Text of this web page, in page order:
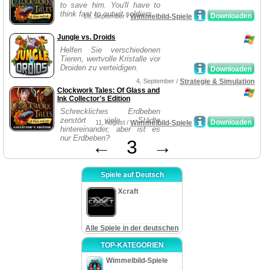
to save him. You'll have to
think fast to outwit soldiers
Downloaden
19, September /Wimmelbild-Spiele
Jungle vs. Droids
Helfen Sie verschiedenen
Tieren, wertvolle Kristalle vor
Droiden zu verteidigen.
Downloaden
4, September / Strategie & Simulation
Clockwork Tales: Of Glass and
Ink Collector's Edition
Schreckliches Erdbeben
zerstört viele Städte
hintereinander, aber ist es
nur Erdbeben?
Downloaden
11, August / Wimmelbild-Spiele
← 3 →
Spiele auf Deutsch
Xcraft
Alle Spiele in der deutschen
TOP-KATEGORIEN
Wimmelbild-Spiele